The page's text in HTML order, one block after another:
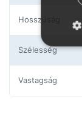
Hosszúság
Szélesség
Vastagság